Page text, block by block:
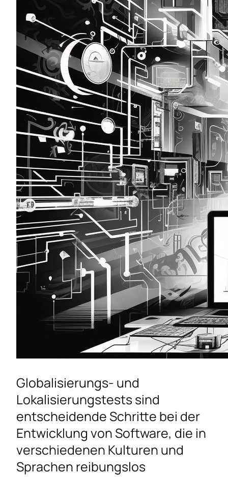
Globalisierungs- und
Lokalisierungstests sind
entscheidende Schritte bei der
Entwicklung von Software, die in
verschiedenen Kulturen und
Sprachen reibungslos